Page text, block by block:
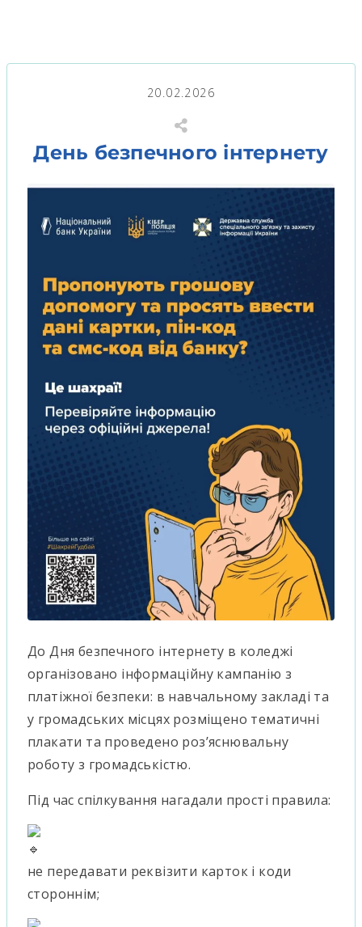
20.02.2026
День безпечного інтернету
До Дня безпечного інтернету в коледжі
організовано інформаційну кампанію з
платіжної безпеки: в навчальному закладі та
у громадських місцях розміщено тематичні
плакати та проведено роз’яснювальну
роботу з громадськістю.
Під час спілкування нагадали прості правила:
не передавати реквізити карток і коди
стороннім;